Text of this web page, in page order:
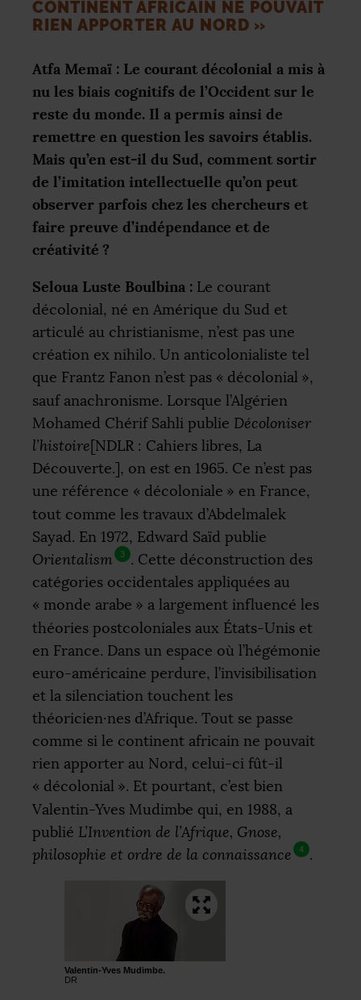
CONTINENT AFRICAIN NE POUVAIT
RIEN APPORTER AU NORD »
Atfa Memaï : Le courant décolonial a mis à
nu les biais cognitifs de l’Occident sur le
reste du monde. Il a permis ainsi de
remettre en question les savoirs établis.
Mais qu’en est-il du Sud, comment sortir
de l’imitation intellectuelle qu’on peut
observer parfois chez les chercheurs et
faire preuve d’indépendance et de
créativité ?
Seloua Luste Boulbina : Le courant
décolonial, né en Amérique du Sud et
articulé au christianisme, n’est pas une
création ex nihilo. Un anticolonialiste tel
que Frantz Fanon n’est pas « décolonial »,
sauf anachronisme. Lorsque l’Algérien
Mohamed Chérif Sahli publie Décoloniser
l’histoire[NDLR : Cahiers libres, La
Découverte.], on est en 1965. Ce n’est pas
une référence « décoloniale » en France,
tout comme les travaux d’Abdelmalek
Sayad. En 1972, Edward Saïd publie
Orientalism
3
. Cette déconstruction des
catégories occidentales appliquées au
« monde arabe » a largement influencé les
théories postcoloniales aux États-Unis et
en France. Dans un espace où l’hégémonie
euro-américaine perdure, l’invisibilisation
et la silenciation touchent les
théoricien·nes d’Afrique. Tout se passe
comme si le continent africain ne pouvait
rien apporter au Nord, celui-ci fût-il
« décolonial ». Et pourtant, c’est bien
Valentin-Yves Mudimbe qui, en 1988, a
publié L’Invention de l’Afrique, Gnose,
philosophie et ordre de la connaissance
4 .
Valentin-Yves Mudimbe.
DR